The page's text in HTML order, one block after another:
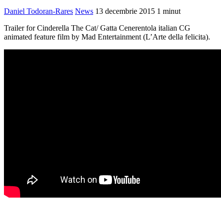
Daniel Todoran-Rares News 13 decembrie 2015 1 minut
Trailer for Cinderella The Cat/ Gatta Cenerentola italian CG
animated feature film by Mad Entertainment (L’Arte della felicita).